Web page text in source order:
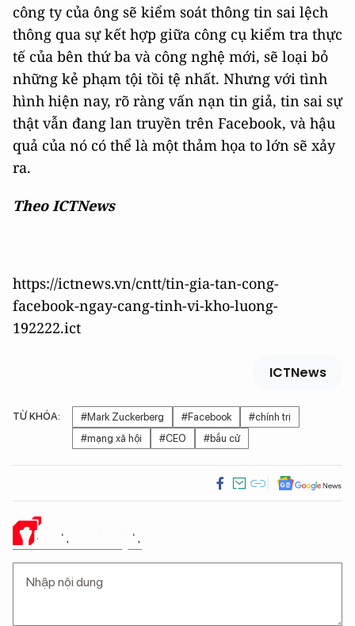
công ty của ông sẽ kiểm soát thông tin sai lệch
thông qua sự kết hợp giữa công cụ kiểm tra thực
tế của bên thứ ba và công nghệ mới, sẽ loại bỏ
những kẻ phạm tội tồi tệ nhất. Nhưng với tình
hình hiện nay, rõ ràng vấn nạn tin giả, tin sai sự
thật vẫn đang lan truyền trên Facebook, và hậu
quả của nó có thể là một thảm họa to lớn sẽ xảy
ra.
Theo ICTNews
https://ictnews.vn/cntt/tin-gia-tan-cong-
facebook-ngay-cang-tinh-vi-kho-luong-
192222.ict
ICTNews
TỪ KHÓA: #Mark Zuckerberg #Facebook
#chính trị
#mạng xã hội
#CEO #bầu cử
Ý KIẾN CỦA BẠN